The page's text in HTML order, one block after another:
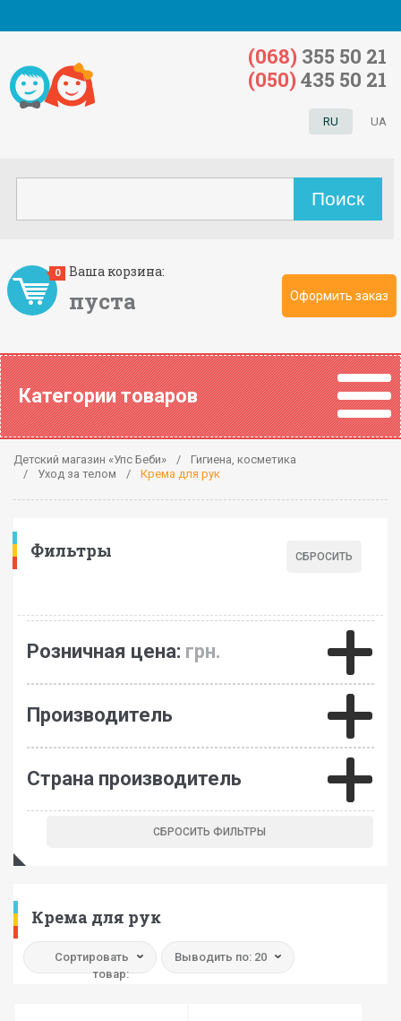
Ваша корзина:
пуста
0
Оформить заказ
RU UA
(068) 355 50 21
(050) 435 50 21
Категории товаров
Детский магазин «Упс Беби»
Гигиена, косметика
Уход за телом
Крема для рук
Фильтры
Розничная цена: грн.
Производитель
Страна производитель
Крема для рук
Сортировать
товар:
Выводить по: 20